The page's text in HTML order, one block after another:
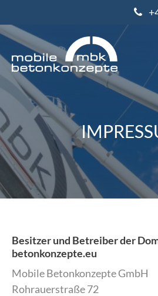
Besitzer und Betreiber der
betonkonzepte.eu
Mobile Betonkonzepte GmbH
Rohrauerstraße 72